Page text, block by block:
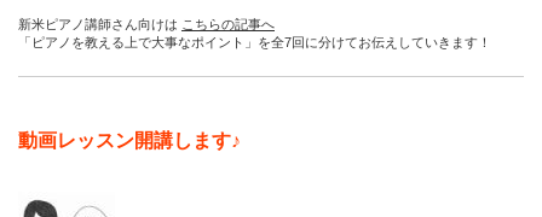
新米ピアノ講師さん向けは こちらの記事へ
「ピアノを教える上で大事なポイント」を全7回に分けてお伝えしていきます！
動画レッスン開講します♪